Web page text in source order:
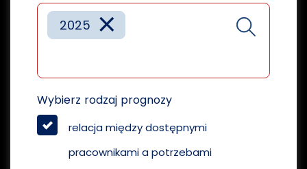
×
2025
Wybierz rodzaj prognozy
relacja między dostępnymi
pracownikami a potrzebami